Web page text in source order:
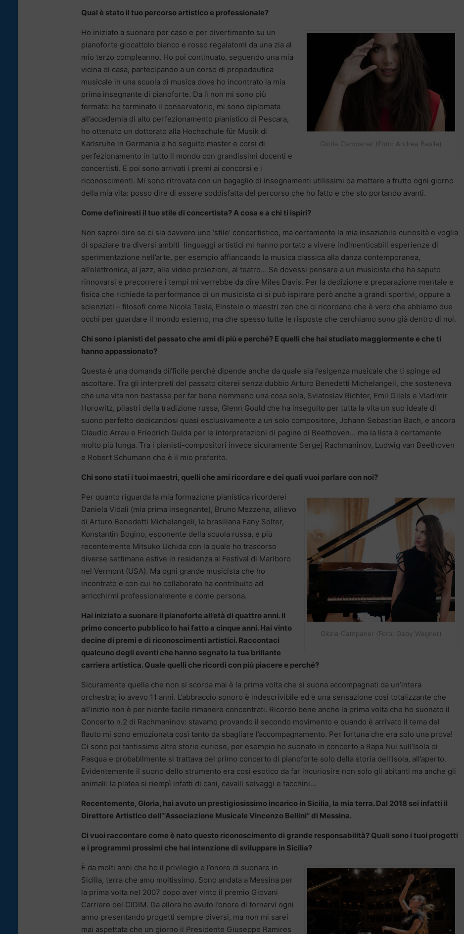
Qual è stato il tuo percorso artistico e professionale?
Gloria Campaner (Foto: Andrea Basile)
Ho iniziato a suonare per caso e per divertimento su un
pianoforte giocattolo bianco e rosso regalatomi da una zia al
mio terzo compleanno. Ho poi continuato, seguendo una mia
vicina di casa, partecipando a un corso di propedeutica
musicale in una scuola di musica dove ho incontrato la mia
prima insegnante di pianoforte. Da lì non mi sono più
fermata: ho terminato il conservatorio, mi sono diplomata
all’accademia di alto perfezionamento pianistico di Pescara,
ho ottenuto un dottorato alla Hochschule für Musik di
Karlsruhe in Germania e ho seguito master e corsi di
perfezionamento in tutto il mondo con grandissimi docenti e
concertisti. E poi sono arrivati i premi ai concorsi e i
riconoscimenti. Mi sono ritrovata con un bagaglio di insegnamenti utilissimi da mettere a frutto ogni giorno
della mia vita: posso dire di essere soddisfatta del percorso che ho fatto e che sto portando avanti.
Come definiresti il tuo stile di concertista? A cosa e a chi ti ispiri?
Non saprei dire se ci sia davvero uno ‘stile’ concertistico, ma certamente la mia insaziabile curiosità e voglia
di spaziare tra diversi ambiti linguaggi artistici mi hanno portato a vivere indimenticabili esperienze di
sperimentazione nell’arte, per esempio affiancando la musica classica alla danza contemporanea,
all’elettronica, al jazz, alle video proiezioni, al teatro… Se dovessi pensare a un musicista che ha saputo
rinnovarsi e precorrere i tempi mi verrebbe da dire Miles Davis. Per la dedizione e preparazione mentale e
fisica che richiede la performance di un musicista ci si può ispirare però anche a grandi sportivi, oppure a
scienziati – filosofi come Nicola Tesla, Einstein o maestri zen che ci ricordano che è vero che abbiamo due
occhi per guardare il mondo esterno, ma che spesso tutte le risposte che cerchiamo sono già dentro di noi.
Chi sono i pianisti del passato che ami di più e perché? E quelli che hai studiato maggiormente e che ti
hanno appassionato?
Questa è una domanda difficile perché dipende anche da quale sia l’esigenza musicale che ti spinge ad
ascoltare. Tra gli interpreti del passato citerei senza dubbio Arturo Benedetti Michelangeli, che sosteneva
che una vita non bastasse per far bene nemmeno una cosa sola, Sviatoslav Richter, Emil Gilels e Vladimir
Horowitz, pilastri della tradizione russa, Glenn Gould che ha inseguito per tutta la vita un suo ideale di
suono perfetto dedicandosi quasi esclusivamente a un solo compositore, Johann Sebastian Bach, e ancora
Claudio Arrau e Friedrich Gulda per le interpretazioni di pagine di Beethoven… ma la lista è certamente
molto più lunga. Tra i pianisti-compositori invece sicuramente Sergej Rachmaninov, Ludwig van Beethoven
e Robert Schumann che è il mio preferito.
Chi sono stati i tuoi maestri, quelli che ami ricordare e dei quali vuoi parlare con noi?
Gloria Campaner (Foto: Gaby Wagner)
Per quanto riguarda la mia formazione pianistica ricorderei
Daniela Vidali (mia prima insegnante), Bruno Mezzena, allievo
di Arturo Benedetti Michelangeli, la brasiliana Fany Solter,
Konstantin Bogino, esponente della scuola russa, e più
recentemente Mitsuko Uchida con la quale ho trascorso
diverse settimane estive in residenza al Festival di Marlboro
nel Vermont (USA). Ma ogni grande musicista che ho
incontrato e con cui ho collaborato ha contribuito ad
arricchirmi professionalmente e come persona.
Hai iniziato a suonare il pianoforte all’età di quattro anni. Il
primo concerto pubblico lo hai fatto a cinque anni. Hai vinto
decine di premi e di riconoscimenti artistici. Raccontaci
qualcuno degli eventi che hanno segnato la tua brillante
carriera artistica. Quale quelli che ricordi con più piacere e perché?
Sicuramente quella che non si scorda mai è la prima volta che si suona accompagnati da un’intera
orchestra; io avevo 11 anni. L’abbraccio sonoro è indescrivibile ed è una sensazione così totalizzante che
all’inizio non è per niente facile rimanere concentrati. Ricordo bene anche la prima volta che ho suonato il
Concerto n.2 di Rachmaninov: stavamo provando il secondo movimento e quando è arrivato il tema del
flauto mi sono emozionata così tanto da sbagliare l’accompagnamento. Per fortuna che era solo una prova!
Ci sono poi tantissime altre storie curiose, per esempio ho suonato in concerto a Rapa Nui sull’Isola di
Pasqua e probabilmente si trattava del primo concerto di pianoforte solo della storia dell’isola, all’aperto.
Evidentemente il suono dello strumento era così esotico da far incuriosire non solo gli abitanti ma anche gli
animali: la platea si riempì infatti di cani, cavalli selvaggi e tacchini…
Recentemente, Gloria, hai avuto un prestigiosissimo incarico in Sicilia, la mia terra. Dal 2018 sei infatti il
Direttore Artistico dell’“Associazione Musicale Vincenzo Bellini” di Messina.
Ci vuoi raccontare come è nato questo riconoscimento di grande responsabilità? Quali sono i tuoi progetti
e i programmi prossimi che hai intenzione di sviluppare in Sicilia?
È da molti anni che ho il privilegio e l’onore di suonare in
Sicilia, terra che amo moltissimo. Sono andata a Messina per
la prima volta nel 2007 dopo aver vinto il premio Giovani
Carriere del CIDIM. Da allora ho avuto l’onore di tornarvi ogni
anno presentando progetti sempre diversi, ma non mi sarei
mai aspettata che un giorno il Presidente Giuseppe Ramires